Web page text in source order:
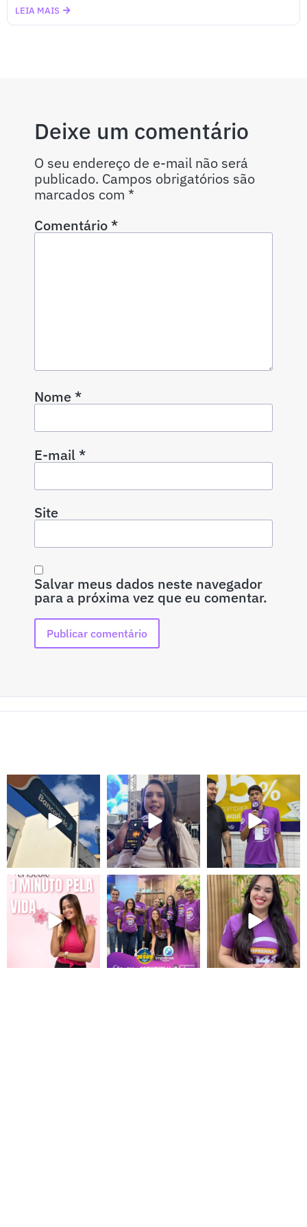
LEIA MAIS
Deixe um comentário
O seu endereço de e-mail não será
publicado. Campos obrigatórios são
marcados com *
Comentário*
Nome*
E-mail*
Site
Salvar meus dados neste navegador
para a próxima vez que eu comentar.